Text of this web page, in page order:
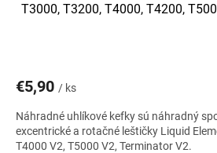
T3000, T3200, T4000, T4200,
€5,90 / ks
Náhradné uhlíkové kefky sú náhradný
excentrické a rotačné leštičky Liquid
T4000 V2, T5000 V2, Terminator V2.